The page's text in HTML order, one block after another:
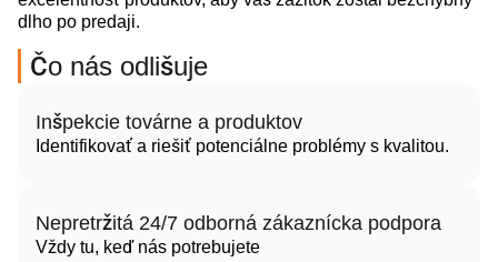
dlho po predaji.
Čo nás odlišuje
Inšpekcie továrne a produktov
Identifikovať a riešiť potenciálne problémy s kvalitou.
Nepretržitá 24/7 odborná zákaznícka podpora
Vždy tu, keď nás potrebujete